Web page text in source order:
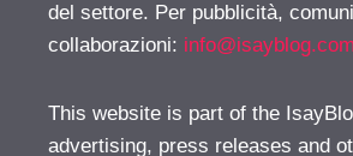
del settore. Per pubblicità,
collaborazioni: info@isayblog.com
This website is part of the
advertising, press releases and